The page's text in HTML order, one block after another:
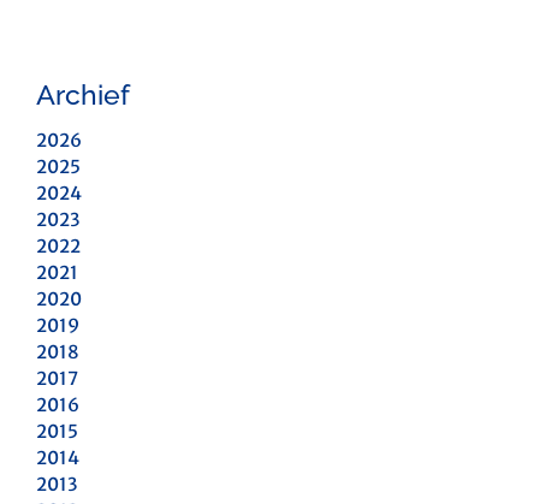
Archief
2026
2025
2024
2023
2022
2021
2020
2019
2018
2017
2016
2015
2014
2013